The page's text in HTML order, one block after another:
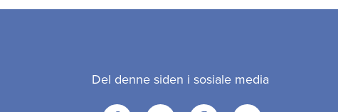
Del denne siden i sosiale media